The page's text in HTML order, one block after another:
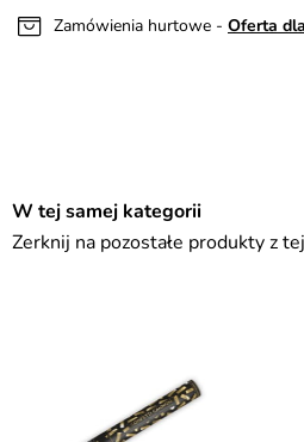
Zamówienia hurtowe - Oferta
W tej samej kategorii
Zerknij na pozostałe produkty z